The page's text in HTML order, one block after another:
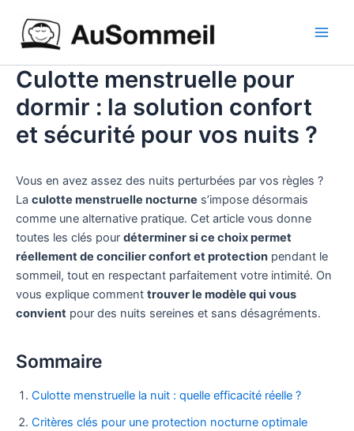
contenu
Culotte menstruelle pour
dormir : la solution confort
et sécurité pour vos nuits ?
Vous en avez assez des nuits perturbées par vos règles ?
La culotte menstruelle nocturne s’impose désormais
comme une alternative pratique. Cet article vous donne
toutes les clés pour déterminer si ce choix permet
réellement de concilier confort et protection pendant le
sommeil, tout en respectant parfaitement votre intimité. On
vous explique comment trouver le modèle qui vous
convient pour des nuits sereines et sans désagréments.
Sommaire
Culotte menstruelle la nuit : quelle efficacité réelle ?
Critères clés pour une protection nocturne optimale